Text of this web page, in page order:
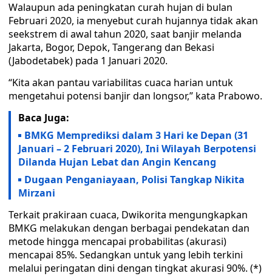
Walaupun ada peningkatan curah hujan di bulan
Februari 2020, ia menyebut curah hujannya tidak akan
seekstrem di awal tahun 2020, saat banjir melanda
Jakarta, Bogor, Depok, Tangerang dan Bekasi
(Jabodetabek) pada 1 Januari 2020.
“Kita akan pantau variabilitas cuaca harian untuk
mengetahui potensi banjir dan longsor,” kata Prabowo.
Baca Juga:
BMKG Memprediksi dalam 3 Hari ke Depan (31
Januari – 2 Februari 2020), Ini Wilayah Berpotensi
Dilanda Hujan Lebat dan Angin Kencang
Dugaan Penganiayaan, Polisi Tangkap Nikita
Mirzani
Terkait prakiraan cuaca, Dwikorita mengungkapkan
BMKG melakukan dengan berbagai pendekatan dan
metode hingga mencapai probabilitas (akurasi)
mencapai 85%. Sedangkan untuk yang lebih terkini
melalui peringatan dini dengan tingkat akurasi 90%. (*)